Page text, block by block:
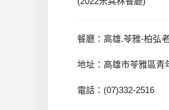
餐廳：高雄.苓雅-柏弘
地址：高雄市苓雅區青
電話：(07)332-2516